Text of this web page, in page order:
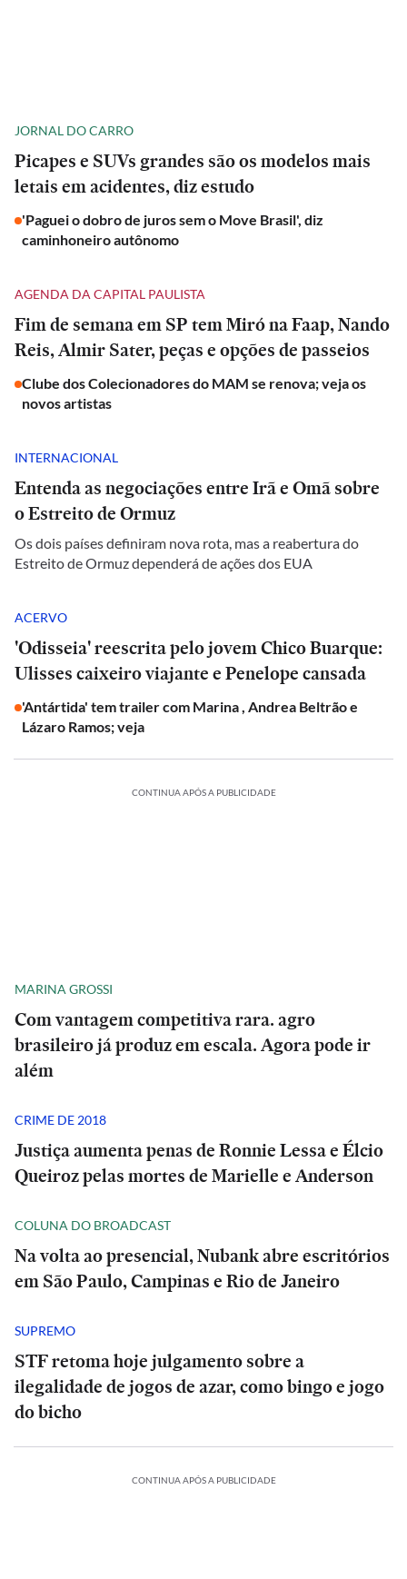
JORNAL DO CARRO
Picapes e SUVs grandes são os modelos mais
letais em acidentes, diz estudo
'Paguei o dobro de juros sem o Move Brasil', diz
caminhoneiro autônomo
AGENDA DA CAPITAL PAULISTA
Fim de semana em SP tem Miró na Faap, Nando
Reis, Almir Sater, peças e opções de passeios
Clube dos Colecionadores do MAM se renova; veja os
novos artistas
INTERNACIONAL
Entenda as negociações entre Irã e Omã sobre
o Estreito de Ormuz
Os dois países definiram nova rota, mas a reabertura do
Estreito de Ormuz dependerá de ações dos EUA
ACERVO
'Odisseia' reescrita pelo jovem Chico Buarque:
Ulisses caixeiro viajante e Penelope cansada
'Antártida' tem trailer com Marina , Andrea Beltrão e
Lázaro Ramos; veja
CONTINUA APÓS A PUBLICIDADE
MARINA GROSSI
Com vantagem competitiva rara. agro
brasileiro já produz em escala. Agora pode ir
além
CRIME DE 2018
Justiça aumenta penas de Ronnie Lessa e Élcio
Queiroz pelas mortes de Marielle e Anderson
COLUNA DO BROADCAST
Na volta ao presencial, Nubank abre escritórios
em São Paulo, Campinas e Rio de Janeiro
SUPREMO
STF retoma hoje julgamento sobre a
ilegalidade de jogos de azar, como bingo e jogo
do bicho
CONTINUA APÓS A PUBLICIDADE